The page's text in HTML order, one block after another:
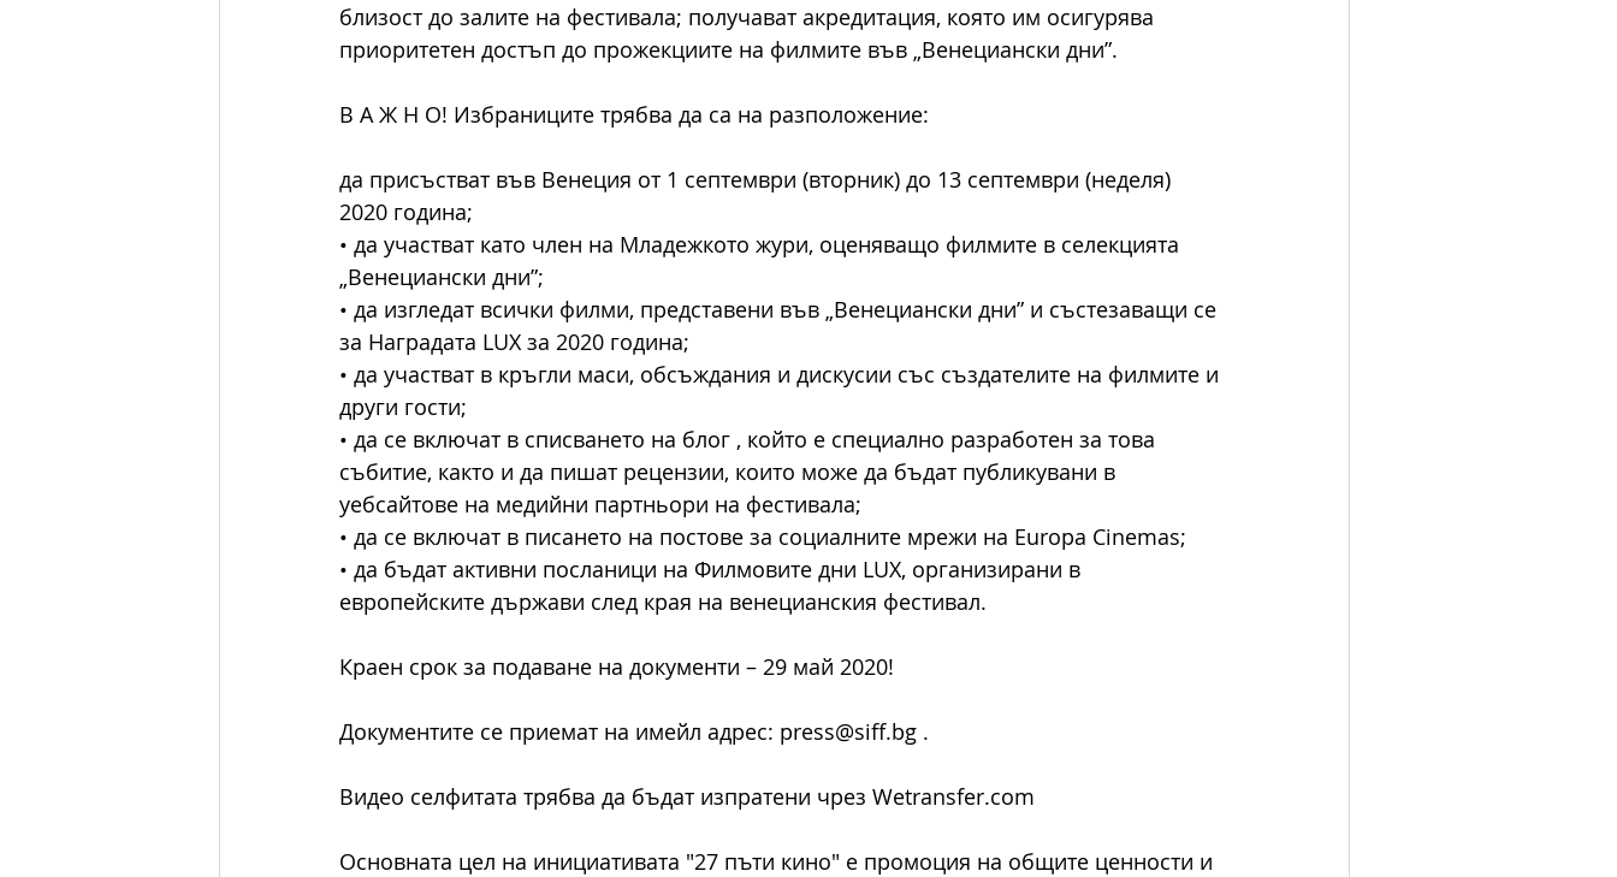
близост до залите на фестивала; получават акредитация, която им осигурява
приоритетен достъп до прожекциите на филмите във „Венециански дни”.
В А Ж Н О! Избраниците трябва да са на разположение:
да присъстват във Венеция от 1 септември (вторник) до 13 септември (неделя)
2020 година;
• да участват като член на Младежкото жури, оценяващо филмите в селекцията
„Венециански дни”;
• да изгледат всички филми, представени във „Венециански дни” и състезаващи се
за Наградата LUX за 2020 година;
• да участват в кръгли маси, обсъждания и дискусии със създателите на филмите и
други гости;
• да се включат в списването на блог , който е специално разработен за това
събитие, както и да пишат рецензии, които може да бъдат публикувани в
уебсайтове на медийни партньори на фестивала;
• да се включат в писането на постове за социалните мрежи на Europa Cinemas;
• да бъдат активни посланици на Филмовите дни LUX, организирани в
европейските държави след края на венецианския фестивал.
Краен срок за подаване на документи – 29 май 2020!
Документите се приемат на имейл адрес: press@siff.bg .
Видео селфитата трябва да бъдат изпратени чрез Wetransfer.com
Основната цел на инициативата "27 пъти кино" е промоция на общите ценности и